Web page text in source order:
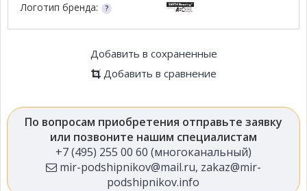
Логотип бренда:
Добавить в сохраненные
Добавить в сравнение
По вопросам приобретения отправьте заявку
или позвоните нашим специалистам
+7 (495) 255 00 60 (многоканальный)
mir-podshipnikov@mail.ru, zakaz@mir-
podshipnikov.info